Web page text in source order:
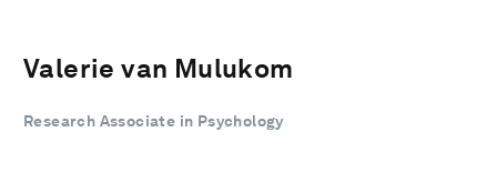
Valerie van Mulukom
Research Associate in Psychology